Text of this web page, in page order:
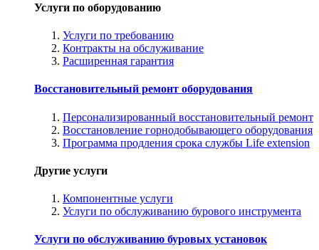
Услуги по оборудованию
Услуги по требованию
Контракты на обслуживание
Расширенная гарантия
Восстановительный ремонт оборудования
Персонализированный восстановительный ремонт
Восстановление горнодобывающего оборудования
Программа продления срока службы Life extension
Другие услуги
Компонентные услуги
Услуги по обслуживанию бурового инструмента
Услуги по обслуживанию буровых установок